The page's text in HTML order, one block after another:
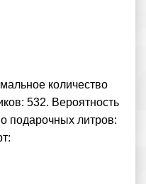
количество
532. Вероятность
подарочных литров: